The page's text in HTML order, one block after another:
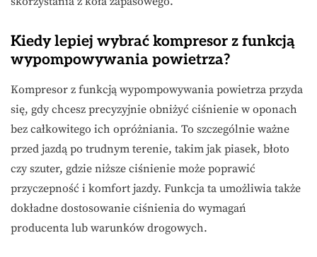
Kiedy lepiej wybrać kompresor z funkcją
wypompowywania powietrza?
Kompresor z funkcją wypompowywania powietrza przyda
się, gdy chcesz precyzyjnie obniżyć ciśnienie w oponach
bez całkowitego ich opróżniania. To szczególnie ważne
przed jazdą po trudnym terenie, takim jak piasek, błoto
czy szuter, gdzie niższe ciśnienie może poprawić
przyczepność i komfort jazdy. Funkcja ta umożliwia także
dokładne dostosowanie ciśnienia do wymagań
producenta lub warunków drogowych.